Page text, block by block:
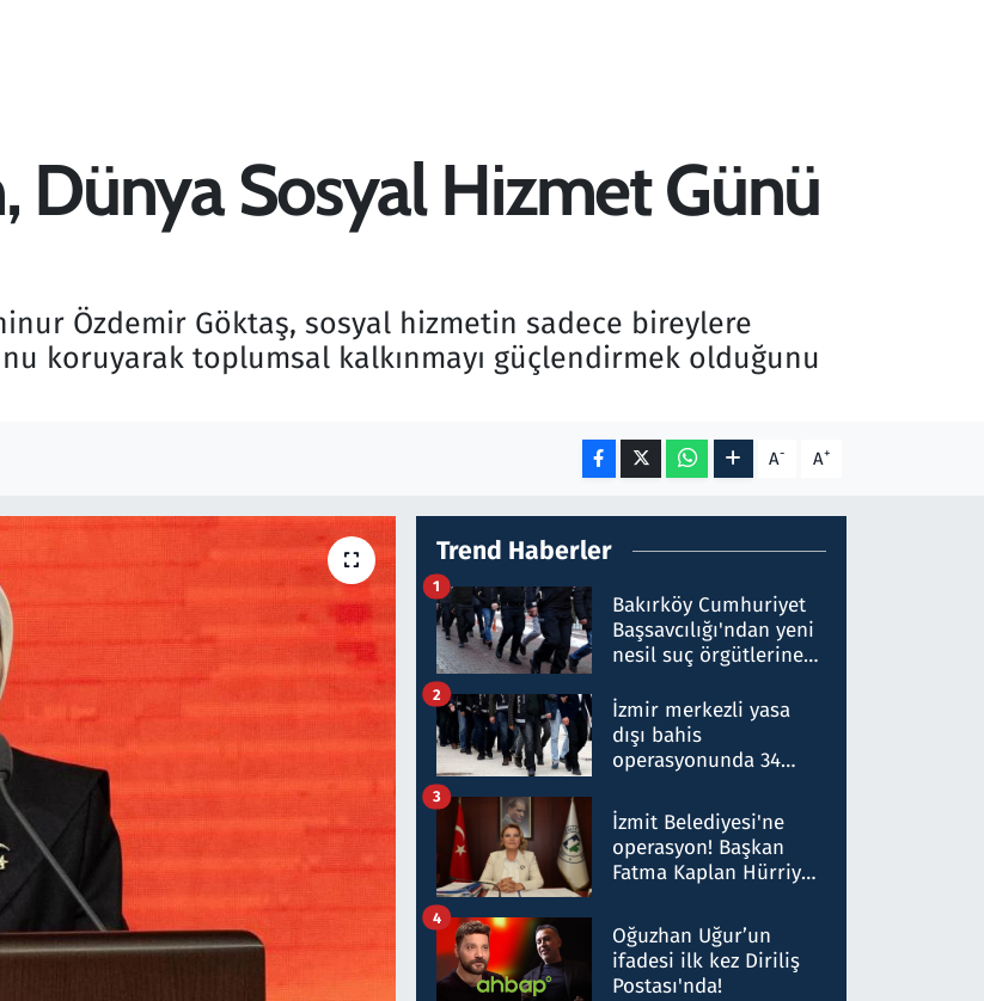
Dünya Sosyal Hizmet Günü
Özdemir Göktaş, sosyal hizmetin sadece bireylere
koruyarak toplumsal kalkınmayı güçlendirmek olduğunu
A- A+
Trend Haberler
Bakırköy Cumhuriyet
Başsavcılığı'ndan yeni
nesil suç örgütlerine
hakkında gözaltı kararı
1
İzmir merkezli yasa
dışı bahis
operasyonunda 34
Milyar liralık para
trafiği tespit edildi
2
İzmit Belediyesi'ne
operasyon! Başkan
Fatma Kaplan Hürriyet
3
Oğuzhan Uğur’un
ifadesi ilk kez Diriliş
Postası'nda!
4